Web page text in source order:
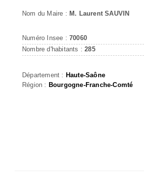
Nom du Maire : M. Laurent SAUVIN
Numéro Insee : 70060
Nombre d'habitants :285
Département : Haute-Saône
Région : Bourgogne-Franche-Comté